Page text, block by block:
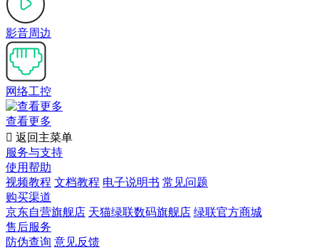
影音周边
网络工控
查看更多
 返回主菜单
服务与支持
使用帮助
视频教程 文档教程 电子说明书 常见问题
购买渠道
京东自营旗舰店 天猫绿联数码旗舰店 绿联官方商城
售后服务
防伪查询 意见反馈